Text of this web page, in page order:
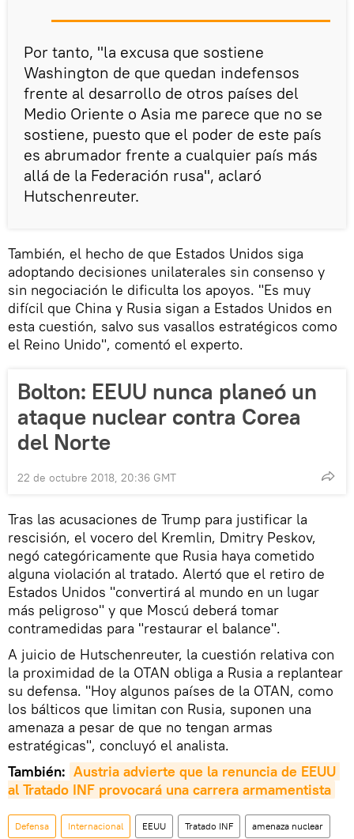
Por tanto, "la excusa que sostiene
Washington de que quedan indefensos
frente al desarrollo de otros países del
Medio Oriente o Asia me parece que no se
sostiene, puesto que el poder de este país
es abrumador frente a cualquier país más
allá de la Federación rusa", aclaró
Hutschenreuter.
También, el hecho de que Estados Unidos siga
adoptando decisiones unilaterales sin consenso y
sin negociación le dificulta los apoyos. "Es muy
difícil que China y Rusia sigan a Estados Unidos en
esta cuestión, salvo sus vasallos estratégicos como
el Reino Unido", comentó el experto.
Bolton: EEUU nunca planeó un
ataque nuclear contra Corea
del Norte
22 de octubre 2018, 20:36 GMT
Tras las acusaciones de Trump para justificar la
rescisión, el vocero del Kremlin, Dmitry Peskov,
negó categóricamente que Rusia haya cometido
alguna violación al tratado. Alertó que el retiro de
Estados Unidos "convertirá al mundo en un lugar
más peligroso" y que Moscú deberá tomar
contramedidas para "restaurar el balance".
A juicio de Hutschenreuter, la cuestión relativa con
la proximidad de la OTAN obliga a Rusia a replantear
su defensa. "Hoy algunos países de la OTAN, como
los bálticos que limitan con Rusia, suponen una
amenaza a pesar de que no tengan armas
estratégicas", concluyó el analista.
También: Austria advierte que la renuncia de EEUU
al Tratado INF provocará una carrera armamentista
Defensa Internacional EEUU Tratado INF amenaza nuclear